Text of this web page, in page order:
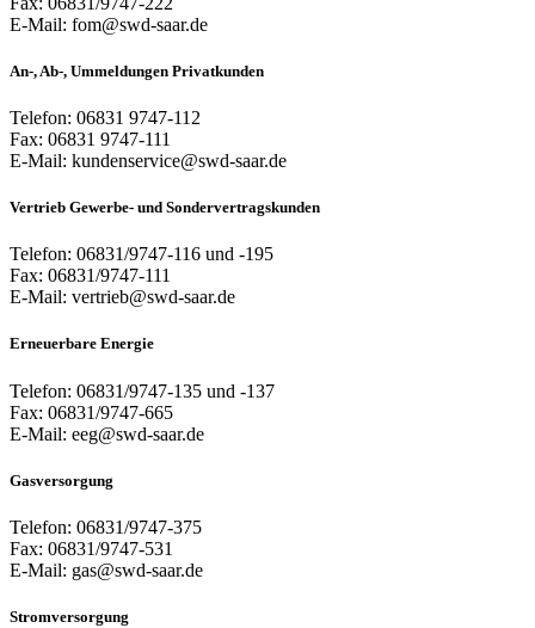
E-Mail: fom@swd-saar.de
An-, Ab-, Ummeldungen Privatkunden
Telefon: 06831 9747-112
Fax: 06831 9747-111
E-Mail: kundenservice@swd-saar.de
Vertrieb Gewerbe- und Sondervertragskunden
Telefon: 06831/9747-116 und -195
Fax: 06831/9747-111
E-Mail: vertrieb@swd-saar.de
Erneuerbare Energie
Telefon: 06831/9747-135 und -137
Fax: 06831/9747-665
E-Mail: eeg@swd-saar.de
Gasversorgung
Telefon: 06831/9747-375
Fax: 06831/9747-531
E-Mail: gas@swd-saar.de
Stromversorgung